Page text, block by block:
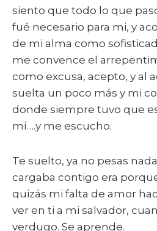
siento que todo lo que
fué necesario para mi, y
de mi alma como
me convence el
como excusa, acepto, y al
suelta un poco más y mi
donde siempre tuvo que
mí….y me escucho.
Te suelto, ya no pesas
cargaba contigo era
quizás mi falta de amor
ver en ti a mi salvador,
verdugo. Se aprende.